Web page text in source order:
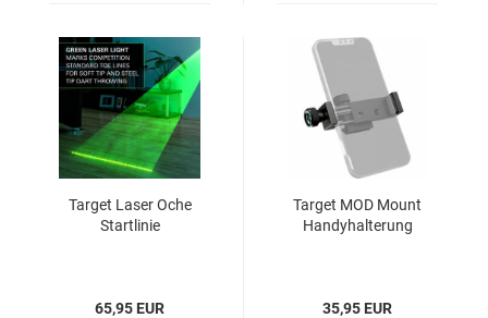
Tar­get Laser Oche
Start­li­nie
65,95 EUR
Tar­get MOD Mount
Han­dy­hal­te­rung
35,95 EUR